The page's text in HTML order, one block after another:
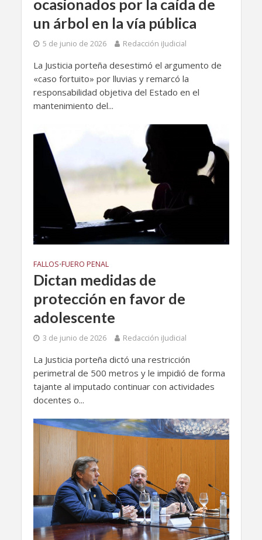
ocasionados por la caída de
un árbol en la vía pública
5 de junio de 2026 Redacción iJudicial
​La Justicia porteña desestimó el argumento de
«caso fortuito» por lluvias y remarcó la
responsabilidad objetiva del Estado en el
mantenimiento del...
FALLOS•FUERO PENAL
Dictan medidas de
protección en favor de
adolescente
3 de junio de 2026 Redacción iJudicial
La Justicia porteña dictó una restricción
perimetral de 500 metros y le impidió de forma
tajante al imputado continuar con actividades
docentes o...